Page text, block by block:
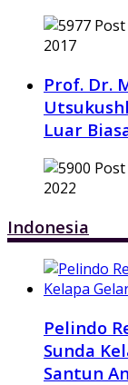
2017
Prof. Dr.
Luar
2022
Indonesia
Pelindo
Sunda
Santun